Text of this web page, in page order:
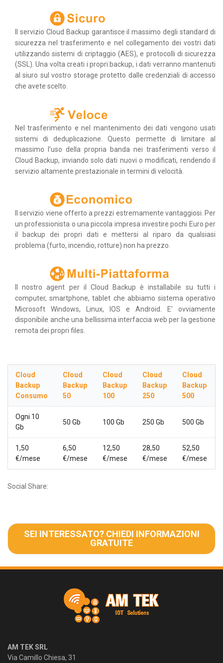
Il servizio Cloud Backup garantisce il massimo degli standard di
sicurezza nel trasferimento e nel collegamento dei vostri dati
utilizzando sistemi di criptaggio (AES), e protocolli di sicurezza
(SSL). Una volta creati i propri backup, i dati verranno mantenuti
al siuro sul vostro storage protetto dalle credenziali di accesso
che avete scelto.
Nel trasferimento e nel mantenimento dei dati vengono usati
sistemi di deduplicazione. Questo permette di limitare al
massimo l'uso della propria banda nei trasferimenti verso il
Cloud Backup, inviando solo dati nuovi o modificati, rendendo il
servizio altamente prestazionale in termini di velocità.
Il servizio viene offerto a prezzi estremamente vantaggiosi. Per
un professionista o una piccola impresa investire pochi Euro per
il backup dei propri dati e mettersi al riparo da qualsiasi
problema (furto, incendio, rotture) non ha prezzo.
Il nostro agent per il Cloud Backup è installabile su tutti i
computer, smartphone, tablet che abbiamo sistema operativo
Microsoft Windows, Linux, IOS e Android. E' ovviamente
disponibile anche una bellissima interfaccia web per la gestione
remota dei propri files.
Cloud
Backup
Consumo
Cloud
Backup
50
Cloud
Backup
100
Cloud
Backup
250
Cloud
Backup
500
Ogni 10
Gb
50 Gb 100 Gb 250 Gb 500 Gb
1,50
€/mese
6,50
€/mese
12,50
€/mese
28,50
€/mese
52,50
€/mese
Social Share:
SEI INTERESSATO? CHIEDI INFORMAZIONI
GRATUITE
AM TEK SRL
Via Camillo Chiesa, 31